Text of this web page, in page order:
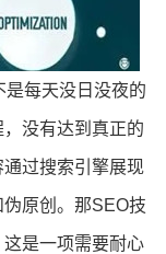
是每天没日没夜的
没有达到真正的
过搜索引擎展现
原创。那SEO技
是一项需要耐心